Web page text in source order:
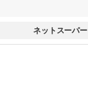
ネットスーパー